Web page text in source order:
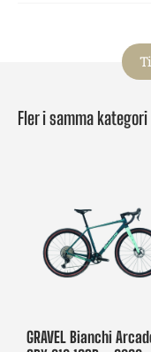
Fler i samma kategori
GRAVEL Bianchi